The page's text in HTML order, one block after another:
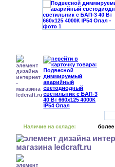
Наличие на складе: более